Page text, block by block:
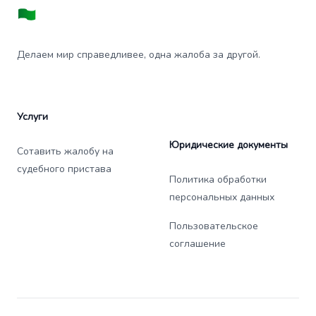
Делаем мир справедливее, одна жалоба за другой.
Услуги
Сотавить жалобу на
судебного пристава
Юридические документы
Политика обработки
персональных данных
Пользовательское
соглашение